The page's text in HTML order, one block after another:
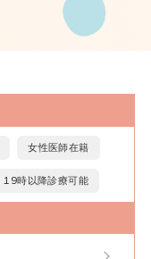
女性医師在籍
19時以降診療可能